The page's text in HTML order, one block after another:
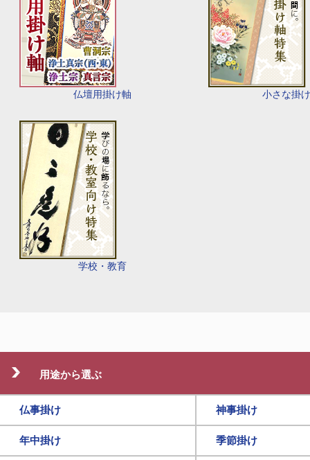
仏壇用掛け軸 小さな掛
学校・教育
用途から選ぶ
仏事掛け 神事掛け
年中掛け 季節掛け